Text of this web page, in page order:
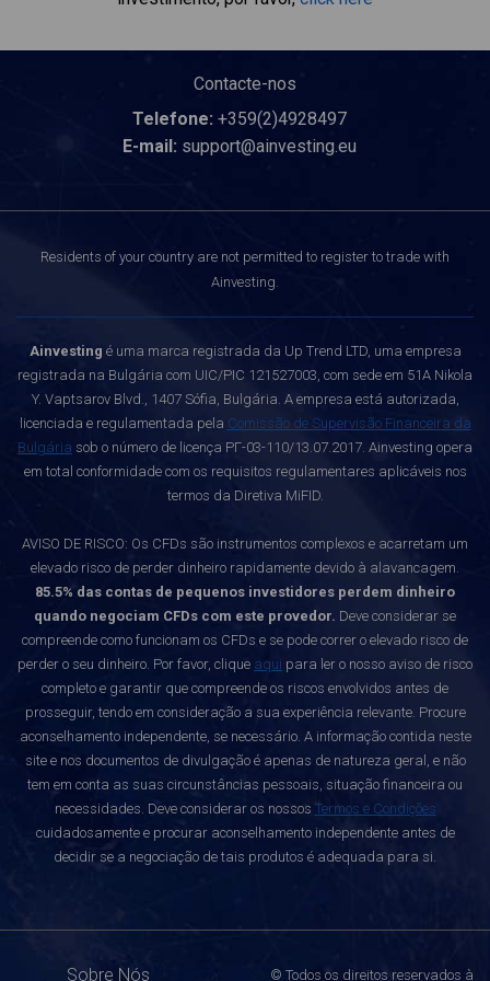
Contacte-nos
Telefone: +359(2)4928497
E-mail: support@ainvesting.eu
Residents of your country are not permitted to register to trade with
Ainvesting.
Ainvesting é uma marca registrada da Up Trend LTD, uma empresa
registrada na Bulgária com UIC/PIC 121527003, com sede em 51A Nikola
Y. Vaptsarov Blvd., 1407 Sófia, Bulgária. A empresa está autorizada,
licenciada e regulamentada pela Comissão de Supervisão Financeira da
Bulgária sob o número de licença РГ-03-110/13.07.2017. Ainvesting opera
em total conformidade com os requisitos regulamentares aplicáveis nos
termos da Diretiva MiFID.
AVISO DE RISCO: Os CFDs são instrumentos complexos e acarretam um
elevado risco de perder dinheiro rapidamente devido à alavancagem.
85.5% das contas de pequenos investidores perdem dinheiro
quando negociam CFDs com este provedor. Deve considerar se
compreende como funcionam os CFDs e se pode correr o elevado risco de
perder o seu dinheiro. Por favor, clique aqui para ler o nosso aviso de risco
completo e garantir que compreende os riscos envolvidos antes de
prosseguir, tendo em consideração a sua experiência relevante. Procure
aconselhamento independente, se necessário. A informação contida neste
site e nos documentos de divulgação é apenas de natureza geral, e não
tem em conta as suas circunstâncias pessoais, situação financeira ou
necessidades. Deve considerar os nossos Termos e Condições
cuidadosamente e procurar aconselhamento independente antes de
decidir se a negociação de tais produtos é adequada para si.
Sobre Nós © Todos os direitos reservados à